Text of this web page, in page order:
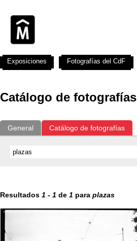
Catálogo de fotografías
General Catálogo de fotografías
Resultados 1 - 1 de 1 para plazas
Exposiciones Fotografías del CdF